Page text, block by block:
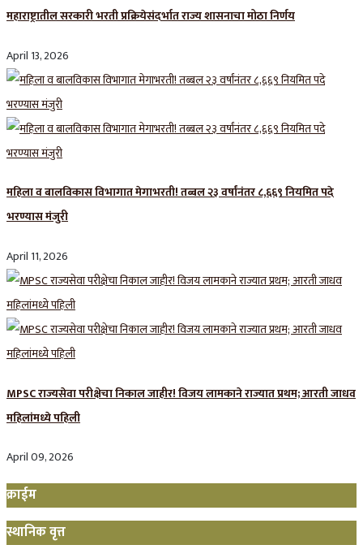
महाराष्ट्रातील सरकारी भरती प्रक्रियेसंदर्भात राज्य शासनाचा मोठा निर्णय
April 13, 2026
महिला व बालविकास विभागात मेगाभरती! तब्बल २३ वर्षांनंतर ८,६६९ नियमित पदे
भरण्यास मंजुरी
April 11, 2026
MPSC राज्यसेवा परीक्षेचा निकाल जाहीर! विजय लामकाने राज्यात प्रथम; आरती जाधव
महिलांमध्ये पहिली
April 09, 2026
क्राईम
स्थानिक वृत्त